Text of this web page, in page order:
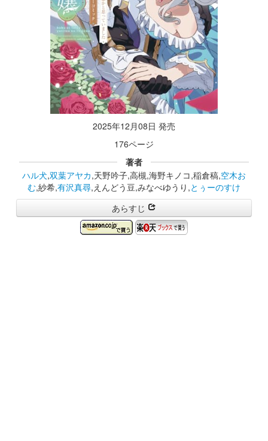
2025年12月08日 発売
176ページ
著者
ハル犬,双葉アヤカ,天野吟子,高槻,海野キノコ,稲倉稿,空木お
む,紗希,有沢真尋,えんどう豆,みなべゆうり,とぅーのすけ
あらすじ